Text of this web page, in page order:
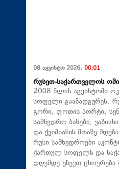
08 აგვისტო 2026, 00:01
რუსეთ-საქართველოს
2008 წლის აგვისტოში
სოფელი გაანადგურეს.
გორი, ფოთის პორტი,
სამხედრო ბაზები,
და ქვიშიანის მთაზე
რუსი სამხედროები
ქართულ სოფელს და
დღემდე უწევთ